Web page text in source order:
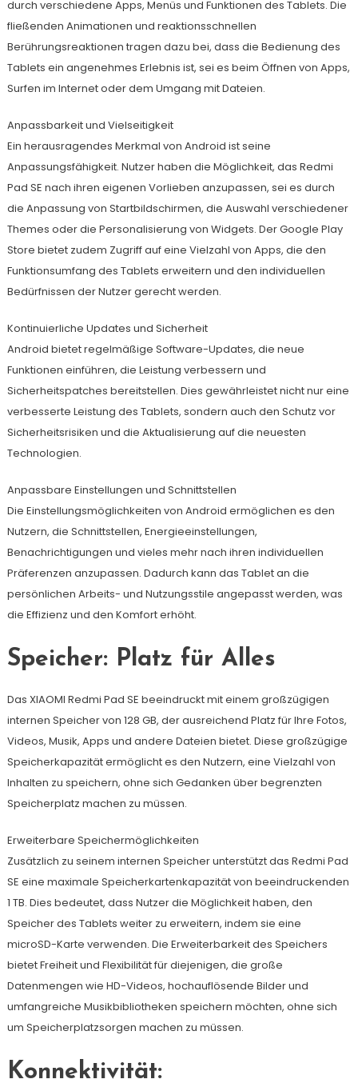
durch verschiedene Apps, Menüs und Funktionen des Tablets. Die
fließenden Animationen und reaktionsschnellen
Berührungsreaktionen tragen dazu bei, dass die Bedienung des
Tablets ein angenehmes Erlebnis ist, sei es beim Öffnen von Apps,
Surfen im Internet oder dem Umgang mit Dateien.
Anpassbarkeit und Vielseitigkeit
Ein herausragendes Merkmal von Android ist seine
Anpassungsfähigkeit. Nutzer haben die Möglichkeit, das Redmi
Pad SE nach ihren eigenen Vorlieben anzupassen, sei es durch
die Anpassung von Startbildschirmen, die Auswahl verschiedener
Themes oder die Personalisierung von Widgets. Der Google Play
Store bietet zudem Zugriff auf eine Vielzahl von Apps, die den
Funktionsumfang des Tablets erweitern und den individuellen
Bedürfnissen der Nutzer gerecht werden.
Kontinuierliche Updates und Sicherheit
Android bietet regelmäßige Software-Updates, die neue
Funktionen einführen, die Leistung verbessern und
Sicherheitspatches bereitstellen. Dies gewährleistet nicht nur eine
verbesserte Leistung des Tablets, sondern auch den Schutz vor
Sicherheitsrisiken und die Aktualisierung auf die neuesten
Technologien.
Anpassbare Einstellungen und Schnittstellen
Die Einstellungsmöglichkeiten von Android ermöglichen es den
Nutzern, die Schnittstellen, Energieeinstellungen,
Benachrichtigungen und vieles mehr nach ihren individuellen
Präferenzen anzupassen. Dadurch kann das Tablet an die
persönlichen Arbeits- und Nutzungsstile angepasst werden, was
die Effizienz und den Komfort erhöht.
Speicher: Platz für Alles
Das XIAOMI Redmi Pad SE beeindruckt mit einem großzügigen
internen Speicher von 128 GB, der ausreichend Platz für Ihre Fotos,
Videos, Musik, Apps und andere Dateien bietet. Diese großzügige
Speicherkapazität ermöglicht es den Nutzern, eine Vielzahl von
Inhalten zu speichern, ohne sich Gedanken über begrenzten
Speicherplatz machen zu müssen.
Erweiterbare Speichermöglichkeiten
Zusätzlich zu seinem internen Speicher unterstützt das Redmi Pad
SE eine maximale Speicherkartenkapazität von beeindruckenden
1 TB. Dies bedeutet, dass Nutzer die Möglichkeit haben, den
Speicher des Tablets weiter zu erweitern, indem sie eine
microSD-Karte verwenden. Die Erweiterbarkeit des Speichers
bietet Freiheit und Flexibilität für diejenigen, die große
Datenmengen wie HD-Videos, hochauflösende Bilder und
umfangreiche Musikbibliotheken speichern möchten, ohne sich
um Speicherplatzsorgen machen zu müssen.
Konnektivität: